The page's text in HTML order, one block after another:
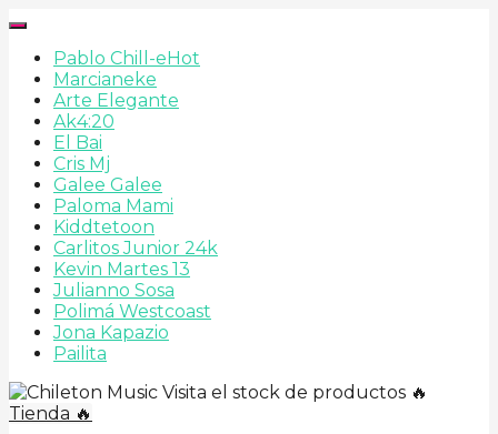
Pablo Chill-eHot
Marcianeke
Arte Elegante
Ak4:20
El Bai
Cris Mj
Galee Galee
Paloma Mami
Kiddtetoon
Carlitos Junior 24k
Kevin Martes 13
Julianno Sosa
Polimá Westcoast
Jona Kapazio
Pailita
Visita el stock de productos 🔥
Tienda 🔥